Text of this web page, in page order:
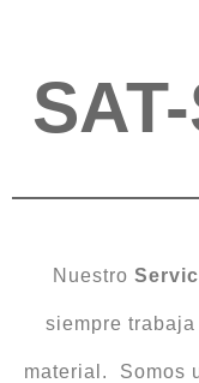
Nuestro
siempre
material. Somos